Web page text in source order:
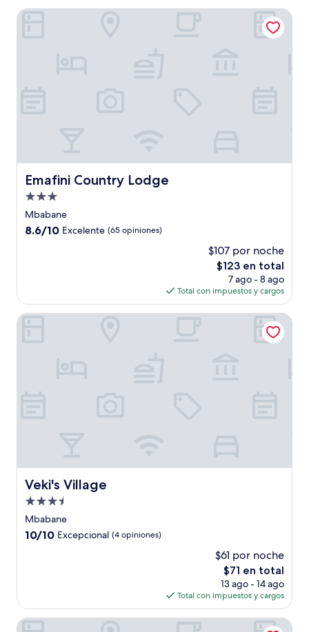
de
Emafini Country Lodge
Emafini Country Lodge
Propiedad
de
3.0
Mbabane
8.6
8.6/10 Excelente (65 opiniones)
$107 por noche
El
precio
actual
es
de
$123 en total
7 ago - 8 ago
Total con impuestos y cargos
Emafini Country Lodge
Veki's Village
Veki's Village
Propiedad
de
3.5
Mbabane
10.0
10/10 Excepcional (4 opiniones)
$61 por noche
El
precio
actual
es
de
$71 en total
13 ago - 14 ago
Total con impuestos y cargos
Veki's Village
Hilton Garden Inn Mbabane